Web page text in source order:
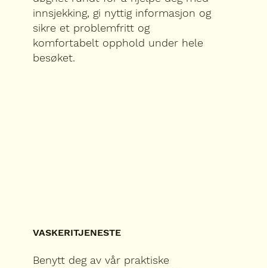
innsjekking, gi nyttig informasjon og
sikre et problemfritt og
komfortabelt opphold under hele
besøket.
VASKERITJENESTE
Benytt deg av vår praktiske